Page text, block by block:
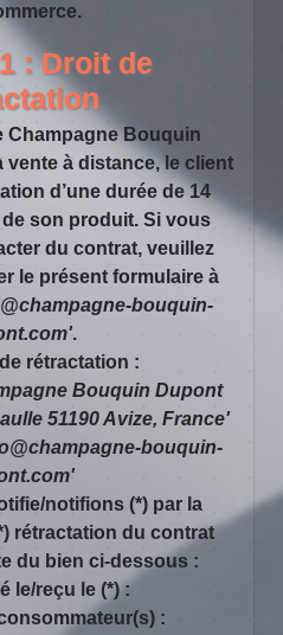
: Droit de
Champagne Bouquin
vente à distance, le client
d’une durée de 14
son produit. Si vous
du contrat, veuillez
le présent formulaire à
bouquin-
.
rétractation :
Bouquin Dupont
51190 Avize, France'
bouquin-
notifions (*) par la
rétractation du contrat
du bien ci-dessous :
le/reçu le (*) :
: